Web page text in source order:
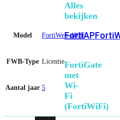
Alles
bekijken
FortiAP
FortiGate
met
Wi-
Fi
(FortiWiFi)
Model FortiWeb-400F
FWB-Type Licentie
Aantal jaar 5